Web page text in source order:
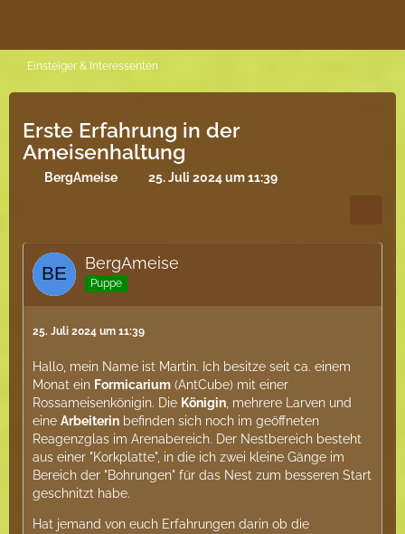
Einsteiger & Interessenten
Erste Erfahrung in der
Ameisenhaltung
BergAmeise 25. Juli 2024 um 11:39
BergAmeise
Puppe
25. Juli 2024 um 11:39
Hallo, mein Name ist Martin. Ich besitze seit ca. einem
Monat ein Formicarium (AntCube) mit einer
Rossameisenkönigin. Die Königin , mehrere Larven und
eine Arbeiterin befinden sich noch im geöffneten
Reagenzglas im Arenabereich. Der Nestbereich besteht
aus einer "Korkplatte", in die ich zwei kleine Gänge im
Bereich der "Bohrungen" für das Nest zum besseren Start
geschnitzt habe.
Hat jemand von euch Erfahrungen darin ob die